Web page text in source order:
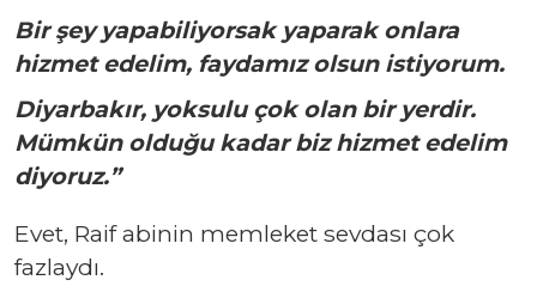
Bir şey yapabiliyorsak yaparak onlara
hizmet edelim, faydamız olsun istiyorum.
Diyarbakır, yoksulu çok olan bir yerdir.
Mümkün olduğu kadar biz hizmet edelim
diyoruz.”
Evet, Raif abinin memleket sevdası çok
fazlaydı.